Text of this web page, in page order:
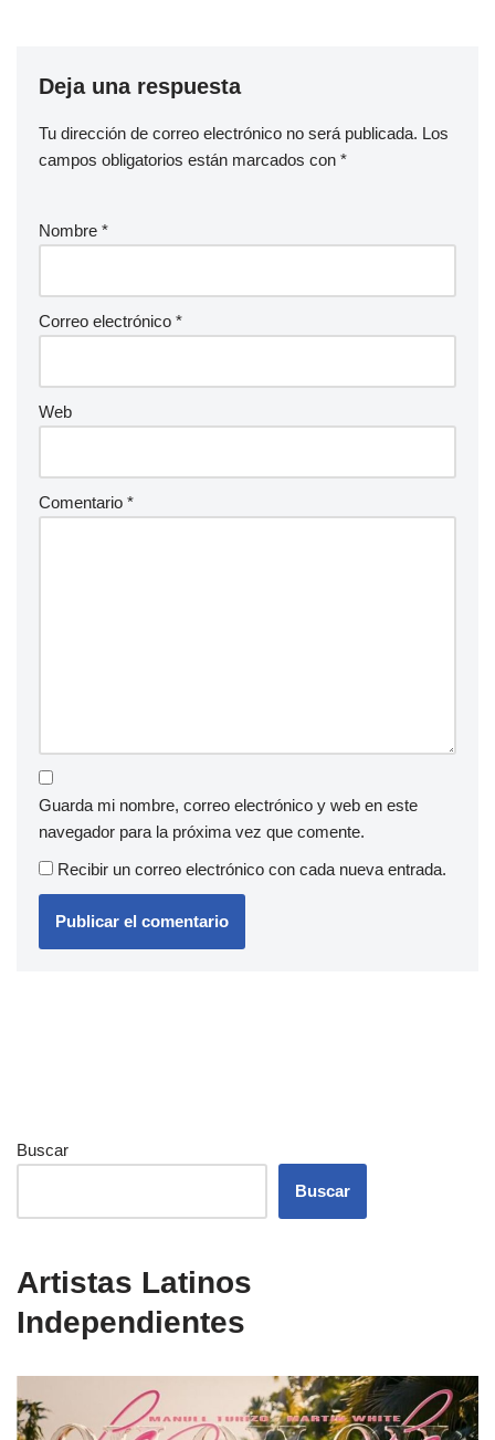
Deja una respuesta
Tu dirección de correo electrónico no será publicada. Los
campos obligatorios están marcados con *
Nombre *
Correo electrónico *
Web
Comentario *
Guarda mi nombre, correo electrónico y web en este
navegador para la próxima vez que comente.
Recibir un correo electrónico con cada nueva entrada.
Buscar
Buscar
Artistas Latinos
Independientes